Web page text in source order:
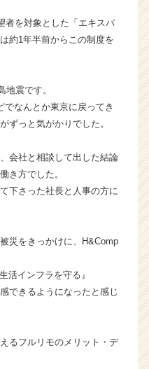
者を対象とした「エキスパ
約1年半前からこの制度を
地震です。
なんとか東京に戻ってき
ずっと気がかりでした。
会社と相談して出した結論
き方でした。
下さった社長と人事の方に
災をきっかけに、H&Comp
活インフラを守る』
できるようになったと感じ
るフルリモのメリット・デ